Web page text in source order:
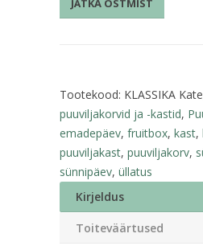
Tootekood: KLASSIKA
puuviljakorvid ja -kastid,
emadepäev, fruitbox, kast,
puuviljakast, puuviljakorv,
sünnipäev, üllatus
Kirjeldus
Toiteväärtused